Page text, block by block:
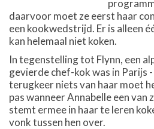
daarvoor moet ze eerst haar
een kookwedstrijd. Er is alleen
kan helemaal niet koken.
In tegenstelling tot Flynn, een
gevierde chef-kok was in Parijs
terugkeer niets van haar moet
pas wanneer Annabelle een van
stemt ermee in haar te leren
vonk tussen hen over.